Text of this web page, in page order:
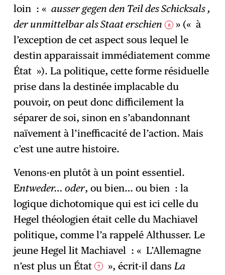
loin : «ausser gegen den Teil des Schicksals ,
der unmittelbar als Staat erschien
6
» (« à
l’exception de cet aspect sous lequel le
destin apparaissait immédiatement comme
État »). La politique, cette forme résiduelle
prise dans la destinée implacable du
pouvoir, on peut donc difficilement la
séparer de soi, sinon en s’abandonnant
naïvement à l’inefficacité de l’action. Mais
c’est une autre histoire.
Venons-en plutôt à un point essentiel.
Entweder… oder, ou bien… ou bien : la
logique dichotomique qui est ici celle du
Hegel théologien était celle du Machiavel
politique, comme l’a rappelé Althusser. Le
jeune Hegel lit Machiavel : « L’Allemagne
n’est plus un État 7 », écrit-il dansLa